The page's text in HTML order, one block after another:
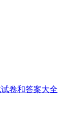
卷和答案大全